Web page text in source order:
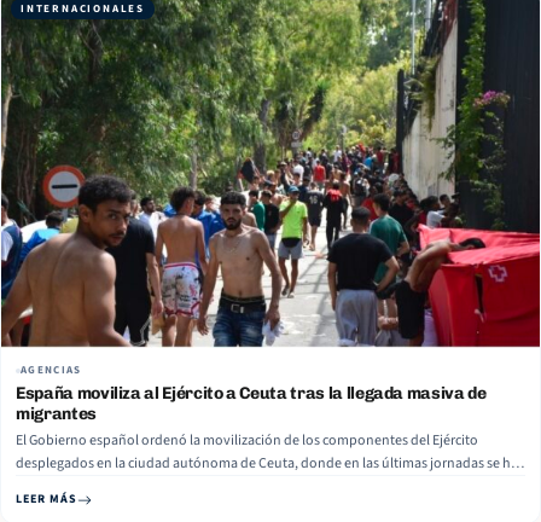
INTERNACIONALES
AGENCIAS
España moviliza al Ejército a Ceuta tras la llegada masiva de
migrantes
El Gobierno español ordenó la movilización de los componentes del Ejército
desplegados en la ciudad autónoma de Ceuta, donde en las últimas jornadas se ha
Marruecos, reporta El País. Según ese informe, las tropas apoyarán la labor que ya
LEER MÁS